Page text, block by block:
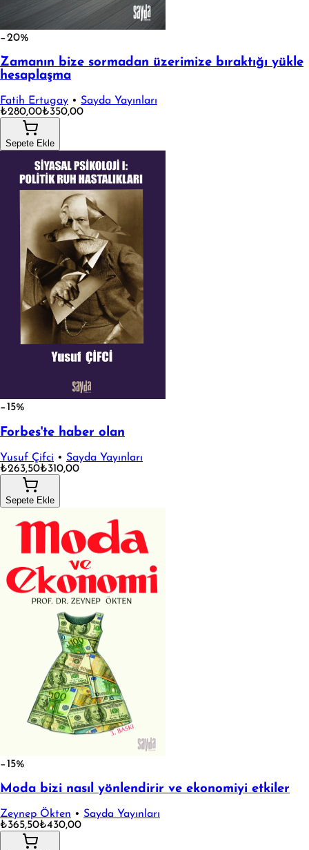
−20%
Zamanın bize sormadan üzerimize bıraktığı yükle
hesaplaşma
Fatih Ertugay • Sayda Yayınları
₺280,00₺350,00
Sepete Ekle
−15%
Forbes'te haber olan
Yusuf Çifci • Sayda Yayınları
₺263,50₺310,00
Sepete Ekle
−15%
Moda bizi nasıl yönlendirir ve ekonomiyi etkiler
Zeynep Ökten • Sayda Yayınları
₺365,50₺430,00